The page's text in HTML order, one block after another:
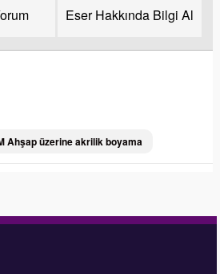
Eser Hakkında Bilgi Al
Ahşap üzerine akrilik boyama